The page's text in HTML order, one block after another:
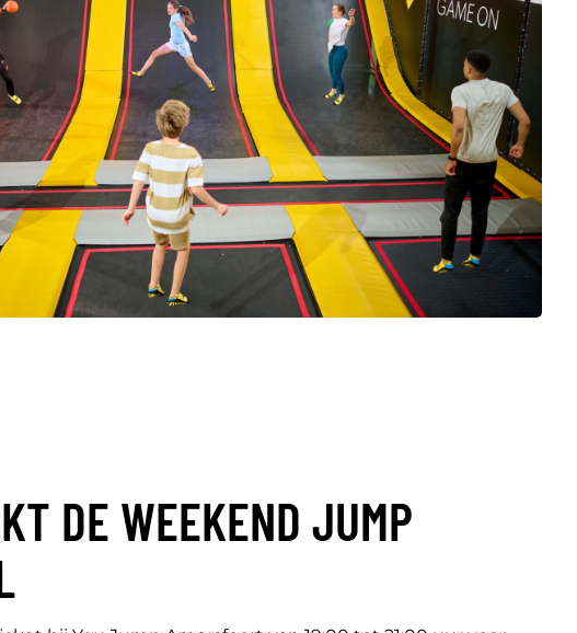
DE WEEKEND JUMP